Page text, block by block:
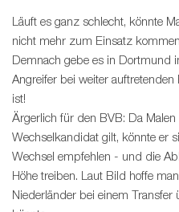
Läuft es ganz schlecht, könnte
nicht mehr zum Einsatz
Demnach gebe es in Dortmund
Angreifer bei weiter
ist!
Ärgerlich für den BVB: Da
Wechselkandidat gilt, könnte er
Wechsel empfehlen - und die
Höhe treiben. Laut Bild hoffe
Niederländer bei einem Transfer